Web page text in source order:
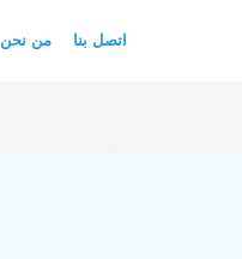
من نحن اتصل بنا